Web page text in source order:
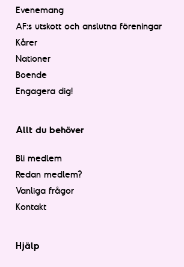
Evenemang
AF:s utskott och anslutna föreningar
Kårer
Nationer
Boende
Engagera dig!
Allt du behöver
Bli medlem
Redan medlem?
Vanliga frågor
Kontakt
Hjälp